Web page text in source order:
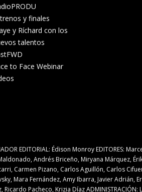
y finales
y Ríchard con los
talentos
to Face Webinar
EDITORIAL: Édison Monroy EDITORES:
Andrés Briceño, Miryana Márquez,
Carmen Pizano, Carlos Aguillón, Carlos
Mara Fernández, Amy Ibarra, Javier Adrián,
Pacheco, Krizia Díaz